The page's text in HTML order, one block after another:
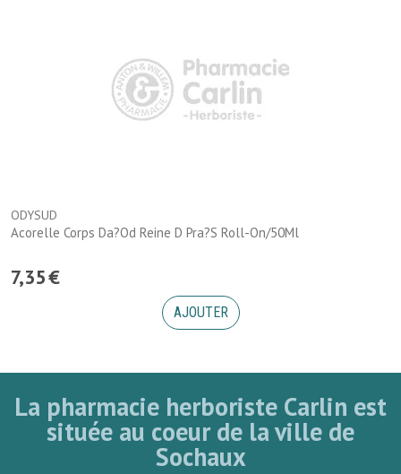
ODYSUD
Acorelle Corps Da?Od Reine D Pra?S Roll-On/50Ml
7,35€
AJOUTER
La pharmacie herboriste Carlin est
située au coeur de la ville de
Sochaux